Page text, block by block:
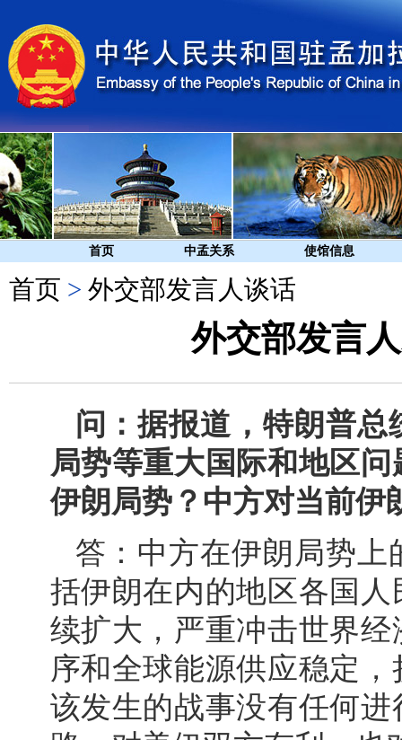
首页 中孟关系 使馆信息
首页 > 外交部发言人谈话
外交部发言
问：据报道，特朗普
局势等重大国际和地区
伊朗局势？中方对当前伊
答：中方在伊朗局势
括伊朗在内的地区各国
续扩大，严重冲击世界
序和全球能源供应稳定
该发生的战事没有任何